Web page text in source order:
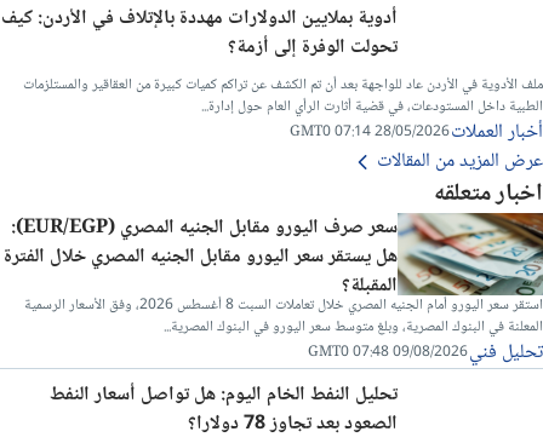
أدوية بملايين الدولارات مهددة بالإتلاف في الأردن: كيف
تحولت الوفرة إلى أزمة؟
ملف الأدوية في الأردن عاد للواجهة بعد أن تم الكشف عن تراكم كميات كبيرة من العقاقير والمستلزمات
الطبية داخل المستودعات، في قضية أثارت الرأي العام حول إدارة...
أخبار العملات28/05/2026 07:14 GMT0
عرض المزيد من المقالات
اخبار متعلقه
سعر صرف اليورو مقابل الجنيه المصري (EUR/EGP):
هل يستقر سعر اليورو مقابل الجنيه المصري خلال الفترة
المقبلة؟
استقر سعر اليورو أمام الجنيه المصري خلال تعاملات السبت 8 أغسطس 2026، وفق الأسعار الرسمية
المعلنة في البنوك المصرية، وبلغ متوسط سعر اليورو في البنوك المصرية...
تحليل فني09/08/2026 07:48 GMT0
تحليل النفط الخام اليوم: هل تواصل أسعار النفط
الصعود بعد تجاوز 78 دولارا؟